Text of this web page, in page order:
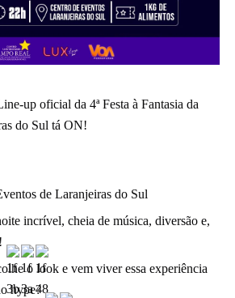
up oficial da 4ª Festa à Fantasia da
do Sul tá ON!
de Laranjeiras do Sul
incrível, cheia de música, diversão e,
o look e vem viver essa experiência
hype?